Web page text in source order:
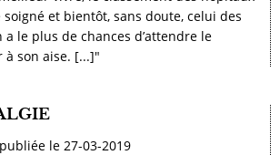
et bientôt, sans doute, celui des
a le plus de chances d’attendre le
son aise. [...]"
le 27-03-2019